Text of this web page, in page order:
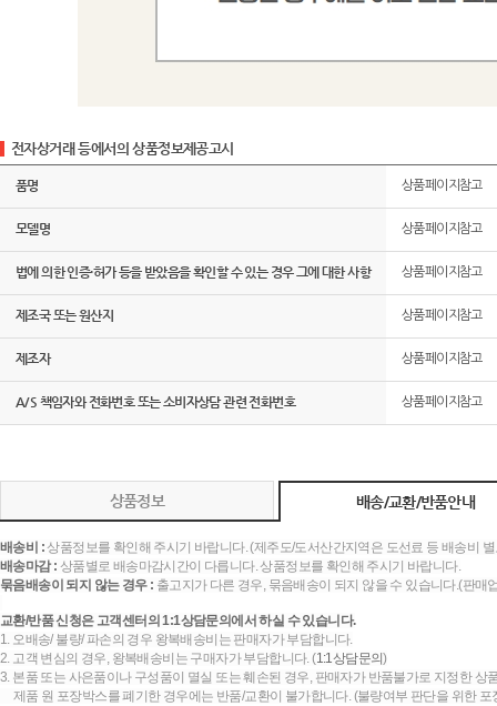
전자상거래 등에서의 상품정보제공고시
품명 상품페이지참고
모델명 상품페이지참고
법에 의한 인증·허가 등을 받았음을 확인할 수 있는 경우 그에 대한 사항 상품페이지참고
제조국 또는 원산지 상품페이지참고
제조자 상품페이지참고
A/S 책임자와 전화번호 또는 소비자상담 관련 전화번호 상품페이지참고
상품정보 배송/교환/반품안내
배송비 :상품정보를 확인해 주시기 바랍니다. (제주도/도서산간지역은 도선료 등 배송비
배송마감 : 상품별로 배송마감시간이 다릅니다. 상품정보를 확인해 주시기 바랍니다.
묶음배송이 되지 않는 경우 : 출고지가 다른 경우, 묶음배송이 되지 않을 수 있습니다.(판
교환/반품 신청은 고객센터의 1:1상담문의에서 하실 수 있습니다.
1. 오배송/ 불량/ 파손의 경우 왕복배송비는 판매자가 부담합니다.
2. 고객 변심의 경우, 왕복배송비는 구매자가 부담합니다. (1:1상담문의)
3. 본품 또는 사은품이나 구성품이 멸실 또는 훼손된 경우, 판매자가 반품불가로 지정한 상
제품 원 포장박스를 폐기한 경우에는 반품/교환이 불가합니다. (불량여부 판단을 위한